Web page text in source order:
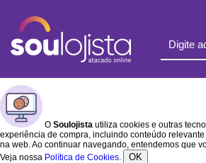
O Soulojista utiliza cookies e outras
experiência de compra, incluindo conteúdo
na web. Ao continuar navegando, entendemos que
Veja nossa Política de Cookies. OK